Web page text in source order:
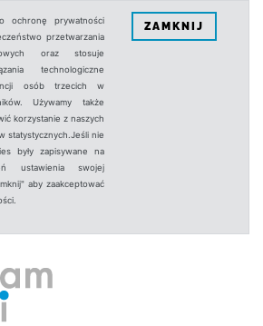
ochronę prywatności
przetwarzania
oraz stosuje
technologiczne
osób trzecich w
Używamy także
korzystanie z naszych
statystycznych.Jeśli nie
były zapisywane na
ustawienia swojej
aby zaakceptować
ZAMKNIJ